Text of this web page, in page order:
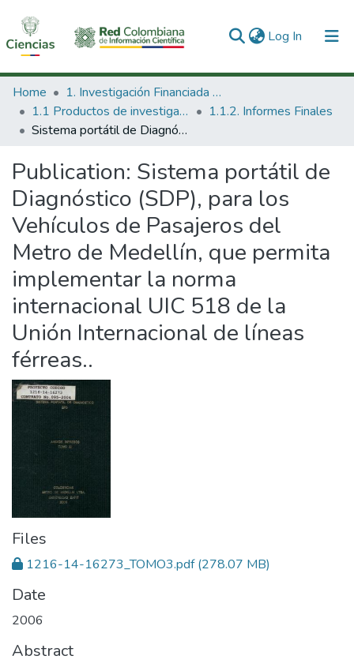
Log In (current)
Communities & Collections
All of DSpace
Home
1. Investigación Financiada con Recursos Públicos
1.1 Productos de investigación
1.1.2. Informes Finales
Sistema portátil de Diagnóstico (SDP), para los Vehículos de Pasajeros del Metro de Medellín, que permita implementar la norma internacional UIC 518 de la Unión Internacional de líneas férreas..
Publication: Sistema portátil de
Diagnóstico (SDP), para los
Vehículos de Pasajeros del
Metro de Medellín, que permita
implementar la norma
internacional UIC 518 de la
Unión Internacional de líneas
férreas..
Files
1216-14-16273_TOMO3.pdf(278.07 MB)
Date
2006
Abstract